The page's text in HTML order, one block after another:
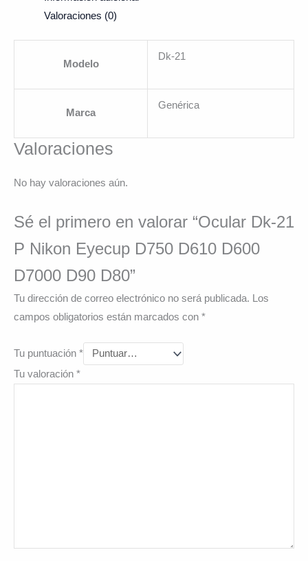
Valoraciones (0)
Modelo
Dk-21
Marca
Genérica
Valoraciones
No hay valoraciones aún.
Sé el primero en valorar “Ocular Dk-21
P Nikon Eyecup D750 D610 D600
D7000 D90 D80”
Tu dirección de correo electrónico no será publicada.
Los
campos obligatorios están marcados con *
Tu puntuación *
Tu valoración *